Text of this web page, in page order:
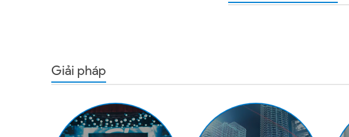
Giải pháp